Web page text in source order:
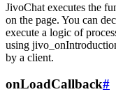
JivoChat executes the
on the page. You can
execute a logic of
using
by a client.
onLoadCallback#